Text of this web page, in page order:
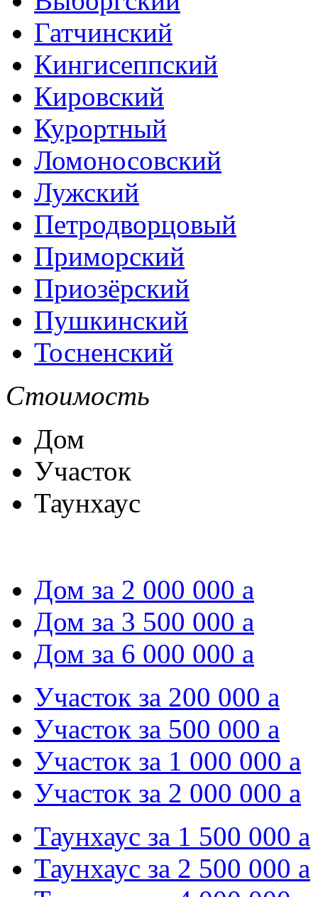
Гатчинский
Кингисеппский
Кировский
Курортный
Ломоносовский
Лужский
Петродворцовый
Приморский
Приозёрский
Пушкинский
Тосненский
Стоимость
Дом
Участок
Таунхаус
Дом за 2 000 000 a
Дом за 3 500 000 a
Дом за 6 000 000 a
Участок за 200 000 a
Участок за 500 000 a
Участок за 1 000 000 a
Участок за 2 000 000 a
Таунхаус за 1 500 000 a
Таунхаус за 2 500 000 a